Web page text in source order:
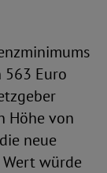
Euro
Höhe von
neue
Wert würde